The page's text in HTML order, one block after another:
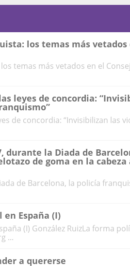
los temas más vetados
temas más vetados en el
leyes de concordia:
de concordia: “Invisibilizan las
durante la Diada de
de goma en la cabeza
de Barcelona, la policía
España (I)
(I) González RuizLa forma
...
a quererse